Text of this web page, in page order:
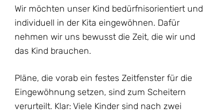
Wir möchten unser Kind bedürfnisorientiert und
individuell in der Kita eingewöhnen. Dafür
nehmen wir uns bewusst die Zeit, die wir und
das Kind brauchen.
Pläne, die vorab ein festes Zeitfenster für die
Eingewöhnung setzen, sind zum Scheitern
verurteilt. Klar: Viele Kinder sind nach zwei